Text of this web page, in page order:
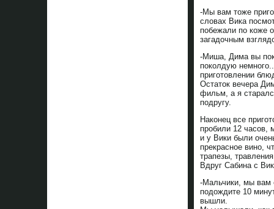
-Мы вам тоже
словах Вика
побежали по коже
загадочным
-Миша, Дима вы
поколдую
приготовлении
Остаток вечера
фильм, а я
подругу.
Наконец все
пробили 12 часов,
и у Вики были
прекрасное вино,
трапезы,
Вдруг Сабина с
-Мальчики, мы вам
подождите 10
вышли.